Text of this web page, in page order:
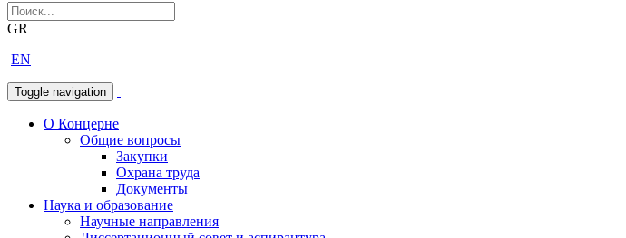
GR
EN
Toggle navigation
О Концерне
Общие вопросы
Закупки
Охрана труда
Документы
Наука и образование
Научные направления